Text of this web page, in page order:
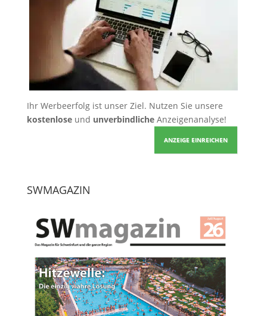
Ihr Werbeerfolg ist unser Ziel. Nutzen Sie unsere
kostenloseund unverbindlicheAnzeigenanalyse!
ANZEIGE EINREICHEN
SWMAGAZIN